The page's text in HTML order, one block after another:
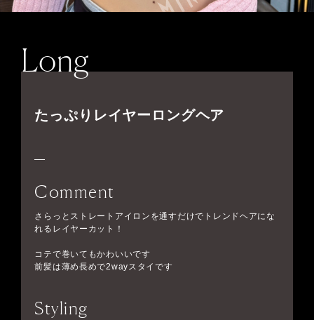
Long
たっぷりレイヤーロングヘア
Comment
さらっとストレートアイロンを通すだけでトレンドヘアにな
れるレイヤーカット！
コテで巻いてもかわいいです
前髪は薄め長めで2wayスタイです
Styling